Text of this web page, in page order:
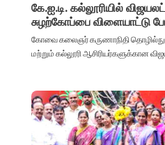
கே.ஐ.டி. கல்லூரியில்
சுழற்கோப்பை விளையாட்டு
கோவை கலைஞர் கருணாநிதி
மற்றும் கல்லூரி ஆசிரியர்களுக்கான